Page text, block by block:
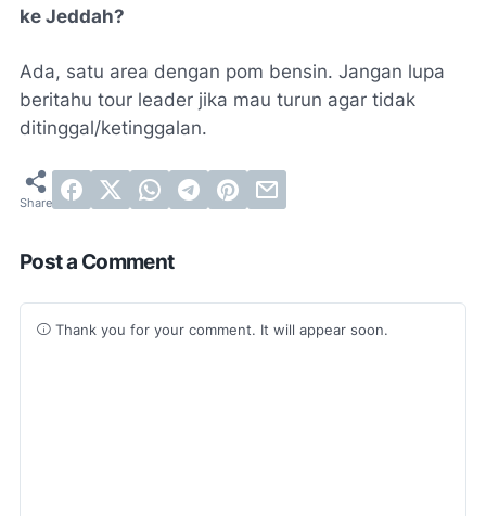
ke Jeddah?
Ada, satu area dengan pom bensin. Jangan lupa
beritahu tour leader jika mau turun agar tidak
ditinggal/ketinggalan.
Post a Comment
Thank you for your comment. It will appear soon.